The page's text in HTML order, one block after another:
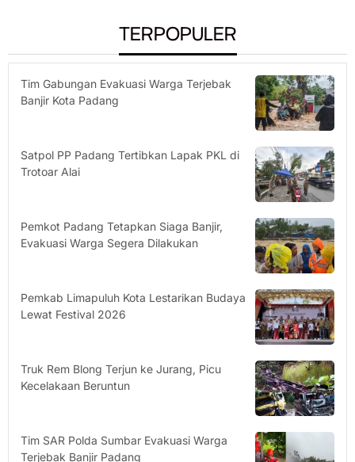
TERPOPULER
Tim Gabungan Evakuasi Warga Terjebak
Banjir Kota Padang
Satpol PP Padang Tertibkan Lapak PKL di
Trotoar Alai
Pemkot Padang Tetapkan Siaga Banjir,
Evakuasi Warga Segera Dilakukan
Pemkab Limapuluh Kota Lestarikan Budaya
Lewat Festival 2026
Truk Rem Blong Terjun ke Jurang, Picu
Kecelakaan Beruntun
Tim SAR Polda Sumbar Evakuasi Warga
Terjebak Banjir Padang